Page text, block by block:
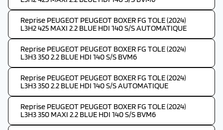
Reprise PEUGEOT PEUGEOT BOXER FG TOLE (2024)
L3H2 425 MAXI 2.2 BLUE HDI 140 S/S AUTOMATIQUE
Reprise PEUGEOT PEUGEOT BOXER FG TOLE (2024)
L3H3 350 2.2 BLUE HDI 140 S/S BVM6
Reprise PEUGEOT PEUGEOT BOXER FG TOLE (2024)
L3H3 350 2.2 BLUE HDI 140 S/S AUTOMATIQUE
Reprise PEUGEOT PEUGEOT BOXER FG TOLE (2024)
L3H3 350 MAXI 2.2 BLUE HDI 140 S/S BVM6